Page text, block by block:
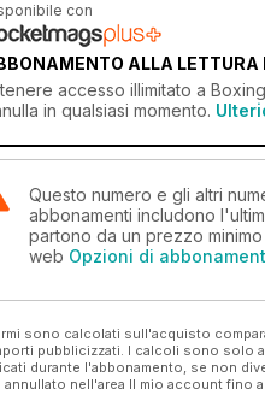
con
ALLA LETTURA
accesso illimitato a
in qualsiasi momento.
Questo numero e gli altri
abbonamenti includono
partono da un prezzo
web Opzioni di
sono calcolati sull'acquisto
pubblicizzati. I calcoli sono solo
durante l'abbonamento, se non
annullato nell'area Il mio account fino